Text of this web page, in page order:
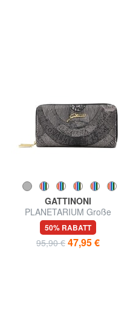
GATTINONI
PLANETARIUM Große
Geldbörse mit
Doppelreißverschluss
50% RABATT
95,90 € 47,95 €